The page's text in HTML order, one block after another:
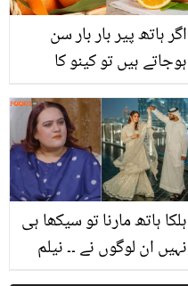
اگر ہاتھ پیر بار بار سن
ہوجاتے ہیں تو کینو کا
کا شربت روزانہ پینے سے
کونسے فائدے حاصل ہوتے
ہیں؟
ہلکا ہاتھ مارنا تو سیکھا ہی
نہیں ان لوگوں نے ۔۔ نیلم